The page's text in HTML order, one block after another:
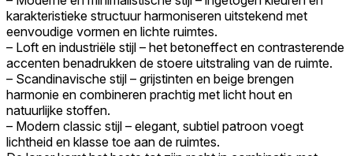
karakteristieke structuur harmoniseren uitstekend met
eenvoudige vormen en lichte ruimtes.
– Loft en industriële stijl – het betoneffect en contrasterende
accenten benadrukken de stoere uitstraling van de ruimte.
– Scandinavische stijl – grijstinten en beige brengen
harmonie en combineren prachtig met licht hout en
natuurlijke stoffen.
– Modern classic stijl – elegant, subtiel patroon voegt
lichtheid en klasse toe aan de ruimtes.